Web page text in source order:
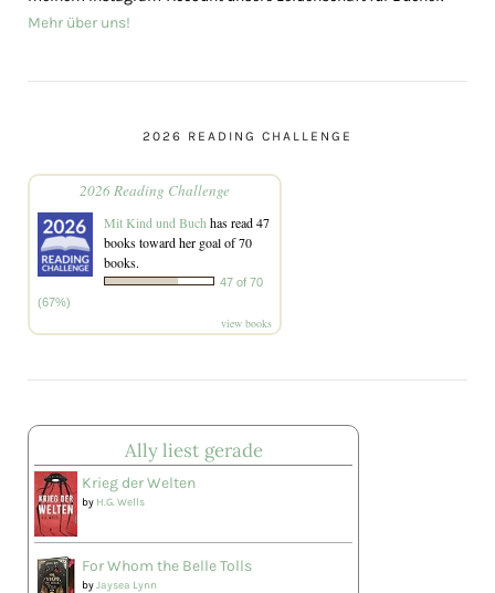
Mehr über uns!
2026 READING CHALLENGE
2026 Reading Challenge
Mit Kind und Buch has read 47
books toward her goal of 70
books.
47 of 70
(67%)
view books
Ally liest gerade
Krieg der Welten
by H.G. Wells
For Whom the Belle Tolls
byJaysea Lynn